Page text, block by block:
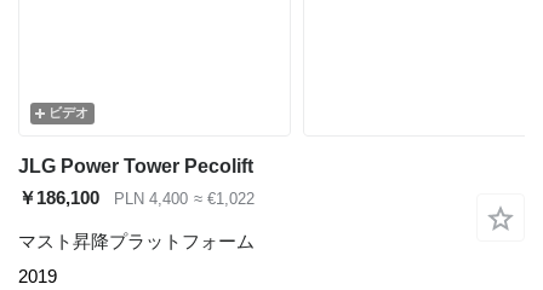
ビデオ
JLG Power Tower Pecolift
￥186,100
PLN 4,400 ≈ €1,022
マスト昇降プラットフォーム
2019